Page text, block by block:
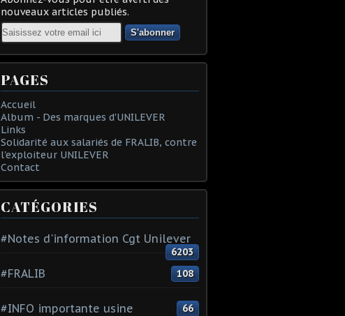
nouveaux articles publiés.
Email
PAGES
Accueil
Album - Des marques d'UNILEVER
Links
Solidarité aux salariés de FRALIB, contre
l'exploiteur UNILEVER
Contact
CATÉGORIES
#Notes d'information Cgt Unilever
6203
#FRALIB 108
#INFO importante usine 66